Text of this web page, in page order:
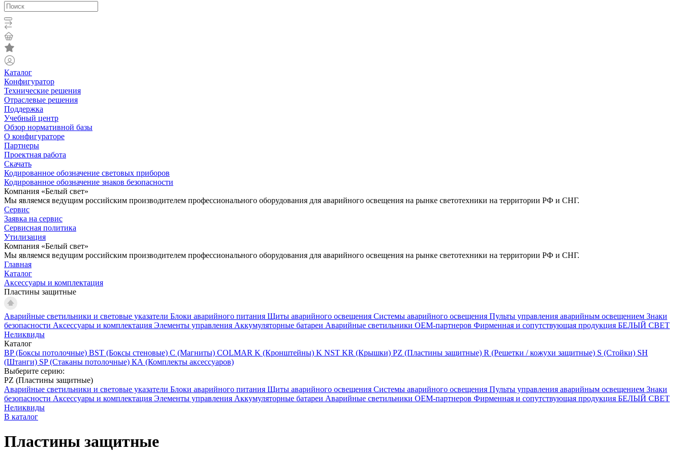
Каталог
Конфигуратор
Технические решения
Отраслевые решения
Поддержка
Учебный центр
Обзор нормативной базы
О конфигураторе
Партнеры
Проектная работа
Скачать
Кодированное обозначение световых приборов
Кодированное обозначение знаков безопасности
Компания «Белый свет»
Мы являемся ведущим российским производителем профессионального оборудования для аварийного освещения на рынке светотехники на территории РФ и СНГ.
Сервис
Заявка на сервис
Сервисная политика
Утилизация
Компания «Белый свет»
Мы являемся ведущим российским производителем профессионального оборудования для аварийного освещения на рынке светотехники на территории РФ и СНГ.
Главная
Каталог
Аксессуары и комплектация
Пластины защитные
Аварийные светильники и световые указатели Блоки аварийного питания Щиты аварийного освещения Системы аварийного освещения Пульты управления аварийным освещением Знаки
безопасности Аксессуары и комплектация Элементы управления Аккумуляторные батареи Аварийные светильники ОЕМ-партнеров Фирменная и сопутствующая продукция БЕЛЫЙ СВЕТ
Неликвиды
Каталог
BP (Боксы потолочные) BST (Боксы стеновые) C (Магниты) COLMAR K (Кронштейны) K NST KR (Крышки) PZ (Пластины защитные) R (Решетки / кожухи защитные) S (Стойки) SH
(Штанги) SP (Стаканы потолочные) КА (Комплекты аксессуаров)
Выберите серию:
PZ (Пластины защитные)
Аварийные светильники и световые указатели Блоки аварийного питания Щиты аварийного освещения Системы аварийного освещения Пульты управления аварийным освещением Знаки
безопасности Аксессуары и комплектация Элементы управления Аккумуляторные батареи Аварийные светильники ОЕМ-партнеров Фирменная и сопутствующая продукция БЕЛЫЙ СВЕТ
Неликвиды
В каталог
Пластины защитные